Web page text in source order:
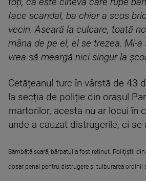
face scandal, ba chiar a scos
vecin. Aseară la culcare, toată
mâna de pe el, el se trezea. Mi-
vrea să meargă nici singur la
Cetățeanul turc în vârstă de 43
la secția de poliție din orașul
martorilor, acesta nu ar locui în
unde a cauzat distrugerile, ci se
Sâmbătă seară, bărbatul a fost reținut. Poliţiştii
dosar penal pentru distrugere și tulburarea ordinii